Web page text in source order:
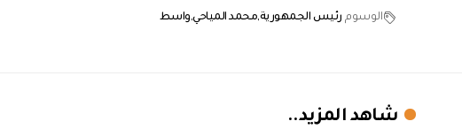
الوسوم رئيس الجمهورية محمد المياحي واسط
شاهد المزيد..